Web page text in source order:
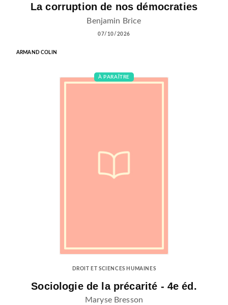
La corruption de nos démocraties
Benjamin Brice
07/10/2026
ARMAND COLIN
À PARAÎTRE
DROIT ET SCIENCES HUMAINES
Sociologie de la précarité - 4e éd.
Maryse Bresson